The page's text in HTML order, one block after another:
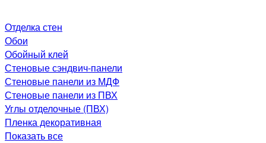
Отделка стен
Обои
Обойный клей
Стеновые сэндвич-панели
Стеновые панели из МДФ
Стеновые панели из ПВХ
Углы отделочные (ПВХ)
Пленка декоративная
Показать все